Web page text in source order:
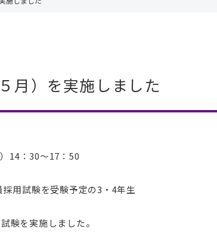
月）を実施しました
14：30～17：50
用試験を受験予定の3・4年生
験を実施しました。